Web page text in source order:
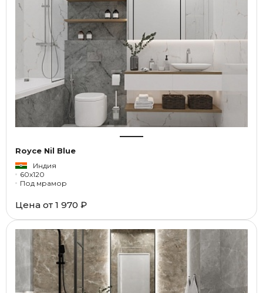
Royce Nil Blue
Индия
60x120
Под мрамор
Цена от 1 970 ₽